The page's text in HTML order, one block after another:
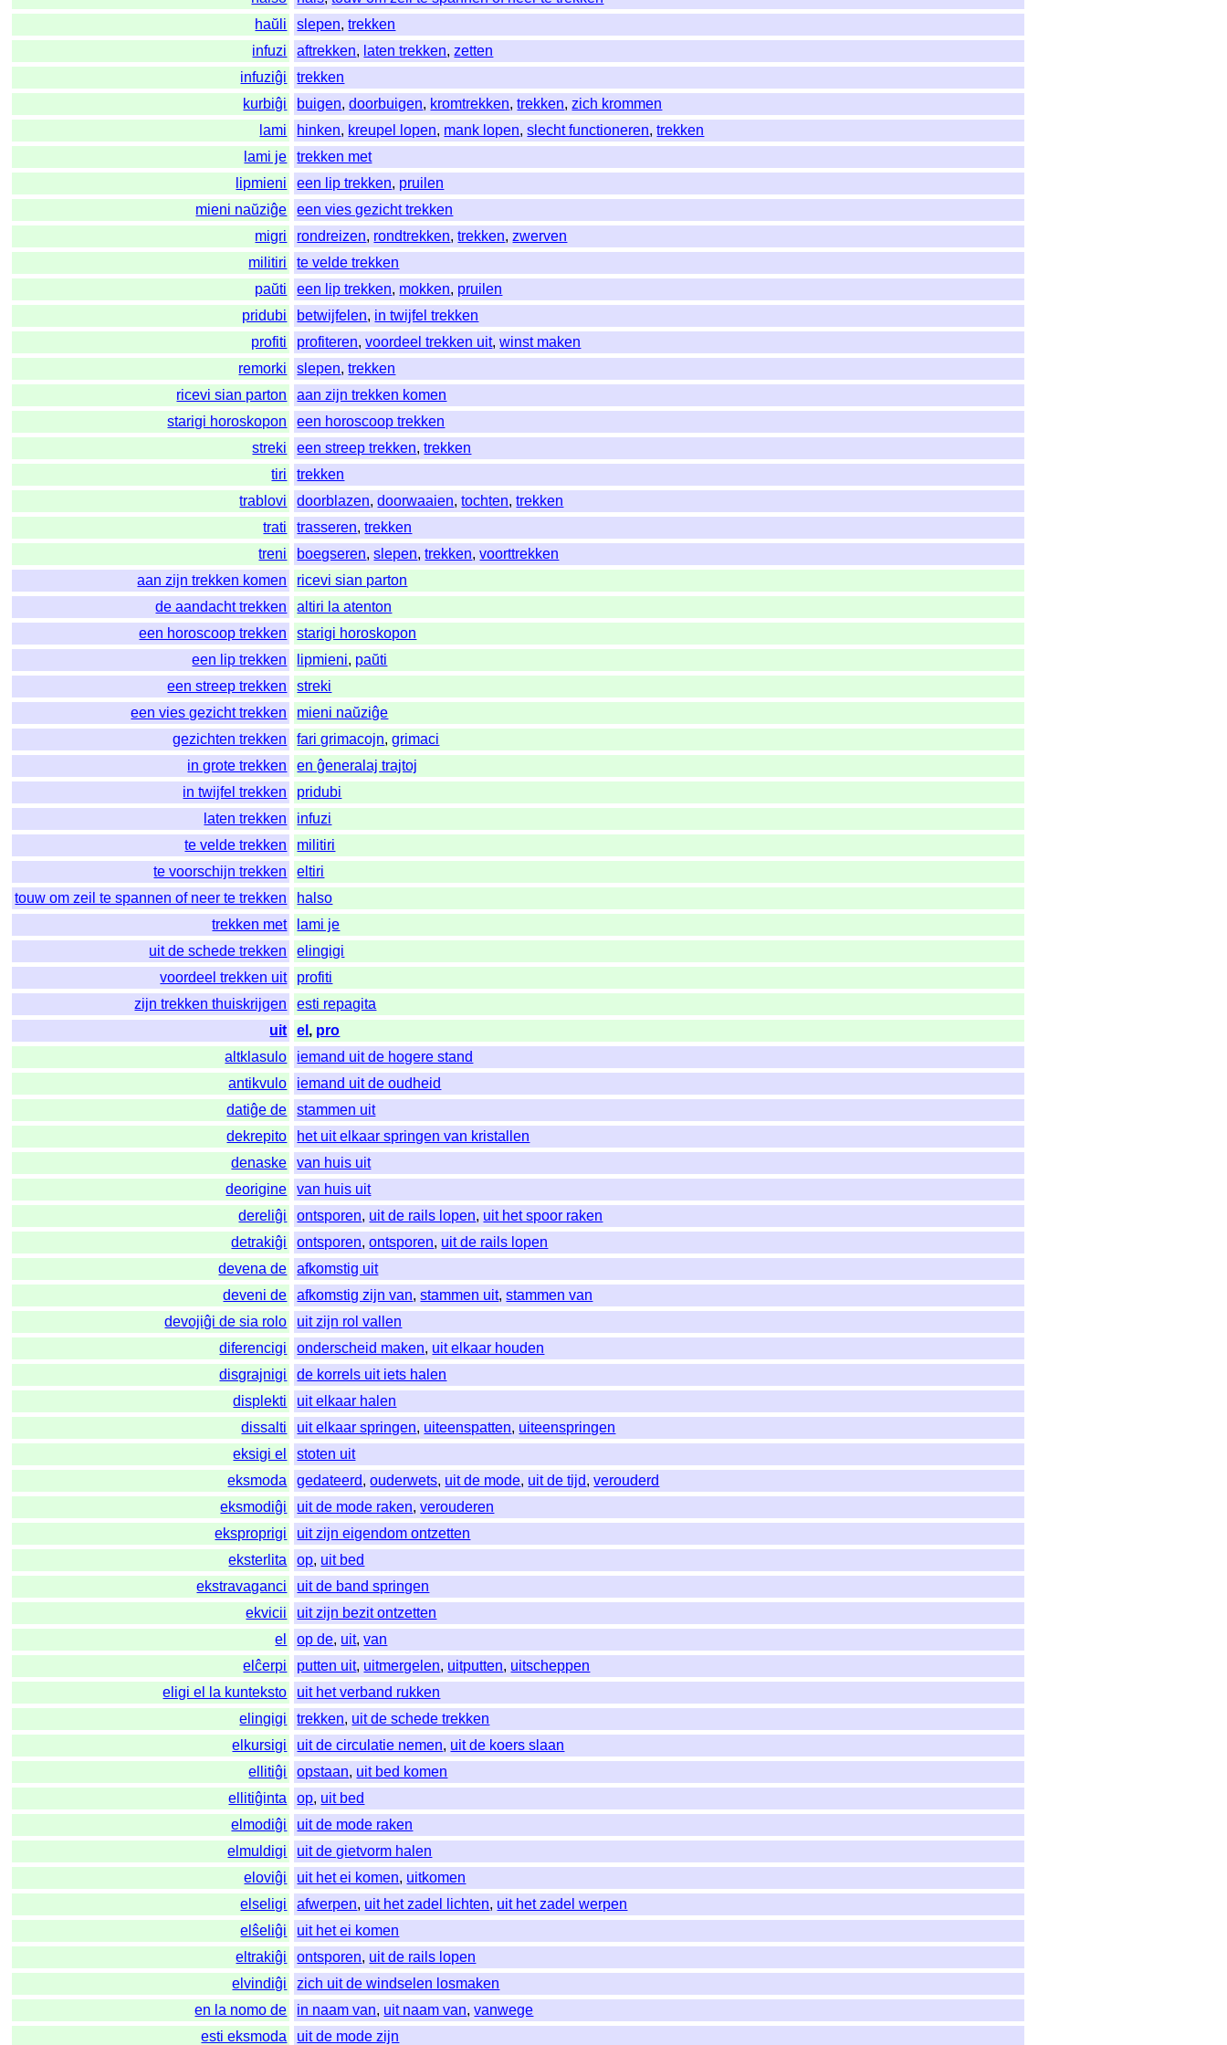
haŭli
slepen,trekken
infuzi
aftrekken, laten trekken,zetten
infuziĝi
trekken
kurbiĝi
buigen,doorbuigen, kromtrekken,trekken,zich krommen
lami
hinken, kreupel lopen, mank lopen,slecht functioneren,trekken
lami je
trekken met
lipmieni
een lip trekken, pruilen
mieni naŭziĝe
een vies gezicht trekken
migri
rondreizen, rondtrekken,trekken,zwerven
militiri
te velde trekken
paŭti
een lip trekken, mokken, pruilen
pridubi
betwijfelen, in twijfel trekken
profiti
profiteren,voordeel trekken uit,winst maken
remorki
slepen,trekken
ricevi sian parton
aan zijn trekken komen
starigi horoskopon
een horoscoop trekken
streki
een streep trekken,trekken
tiri
trekken
trablovi
doorblazen,doorwaaien,tochten,trekken
trati
trasseren,trekken
treni
boegseren,slepen,trekken,voorttrekken
aan zijn trekken komen
ricevi sian parton
de aandacht trekken
altiri la atenton
een horoscoop trekken
starigi horoskopon
een lip trekken
lipmieni, paŭti
een streep trekken
streki
een vies gezicht trekken
mieni naŭziĝe
gezichten trekken
fari grimacojn,grimaci
in grote trekken
en ĝeneralaj trajtoj
in twijfel trekken
pridubi
laten trekken
infuzi
te velde trekken
militiri
te voorschijn trekken
eltiri
touw om zeil te spannen of neer te trekken
halso
trekken met
lami je
uit de schede trekken
elingigi
voordeel trekken uit
profiti
zijn trekken thuiskrijgen
esti repagita
uit
el , pro
altklasulo
iemand uit de hogere stand
antikvulo
iemand uit de oudheid
datiĝe de
stammen uit
dekrepito
het uit elkaar springen van kristallen
denaske
van huis uit
deorigine
van huis uit
dereliĝi
ontsporen, uit de rails lopen, uit het spoor raken
detrakiĝi
ontsporen,ontsporen, uit de rails lopen
devena de
afkomstig uit
deveni de
afkomstig zijn van,stammen uit,stammen van
devojiĝi de sia rolo
uit zijn rol vallen
diferencigi
onderscheid maken, uit elkaar houden
disgrajnigi
de korrels uit iets halen
displekti
uit elkaar halen
dissalti
uit elkaar springen, uiteenspatten, uiteenspringen
eksigi el
stoten uit
eksmoda
gedateerd,ouderwets, uit de mode, uit de tijd,verouderd
eksmodiĝi
uit de mode raken,verouderen
eksproprigi
uit zijn eigendom ontzetten
eksterlita
op, uit bed
ekstravaganci
uit de band springen
ekvicii
uit zijn bezit ontzetten
el
op de, uit,van
elĉerpi
putten uit, uitmergelen, uitputten, uitscheppen
eligi el la kunteksto
uit het verband rukken
elingigi
trekken, uit de schede trekken
elkursigi
uit de circulatie nemen, uit de koers slaan
ellitiĝi
opstaan, uit bed komen
ellitiĝinta
op, uit bed
elmodiĝi
uit de mode raken
elmuldigi
uit de gietvorm halen
eloviĝi
uit het ei komen, uitkomen
elseligi
afwerpen, uit het zadel lichten, uit het zadel werpen
elŝeliĝi
uit het ei komen
eltrakiĝi
ontsporen, uit de rails lopen
elvindiĝi
zich uit de windselen losmaken
en la nomo de
in naam van, uit naam van,vanwege
esti eksmoda
uit de mode zijn